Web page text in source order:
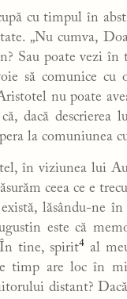
cu timpul în
„Nu cumva,
Sau poate vezi
să comunice
nu poate
că, dacă
la comuniunea
în viziunea lui
ceea ce e
lăsându-ne în
este că
tine, spirit4al
timp are loc în
distant?